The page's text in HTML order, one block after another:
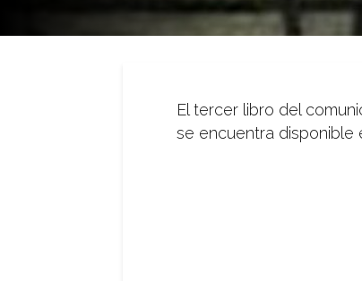
El tercer libro del
se encuentra disponible